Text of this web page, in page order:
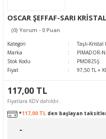
OSCAR ŞEFFAF-SARI
(0) Yorum - 0 Puan
Kategori
Taşlı-
Marka
PİMADOR-
Stok Kodu
PMD825Ş
Fiyat
97,50 TL +
117,00 TL
Fiyatlara KDV dahildir.
*117,00 TL den başlayan